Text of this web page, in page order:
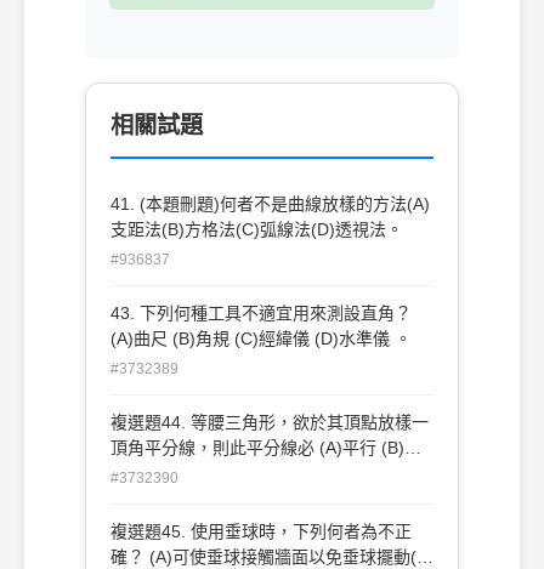
相關試題
41. (本題刪題)何者不是曲線放樣的方法(A)
支距法(B)方格法(C)弧線法(D)透視法。
#936837
43. 下列何種工具不適宜用來測設直角？
(A)曲尺 (B)角規 (C)經緯儀 (D)水準儀 。
#3732389
複選題44. 等腰三角形，欲於其頂點放樣一
頂角平分線，則此平分線必 (A)平行 (B)垂
直 (C)三等分 (D)平分 該等腰三角形的底
#3732390
複選題45. 使用垂球時，下列何者為不正
確？ (A)可使垂球接觸牆面以免垂球擺動(B)